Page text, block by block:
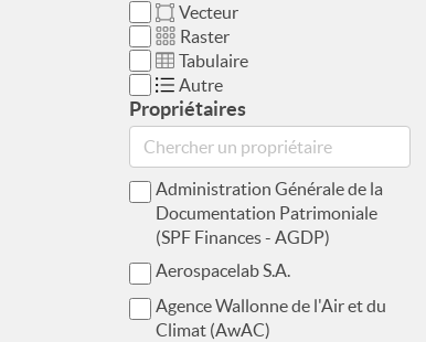
Vecteur
Raster
Tabulaire
Autre
Propriétaires
Administration Générale de la
Documentation Patrimoniale
(SPF Finances - AGDP)
Aerospacelab S.A.
Agence Wallonne de l'Air et du
Climat (AwAC)